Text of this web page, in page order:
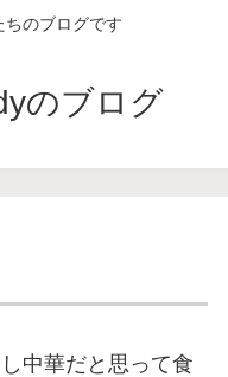
のブログです
のブログ
中華だと思って食